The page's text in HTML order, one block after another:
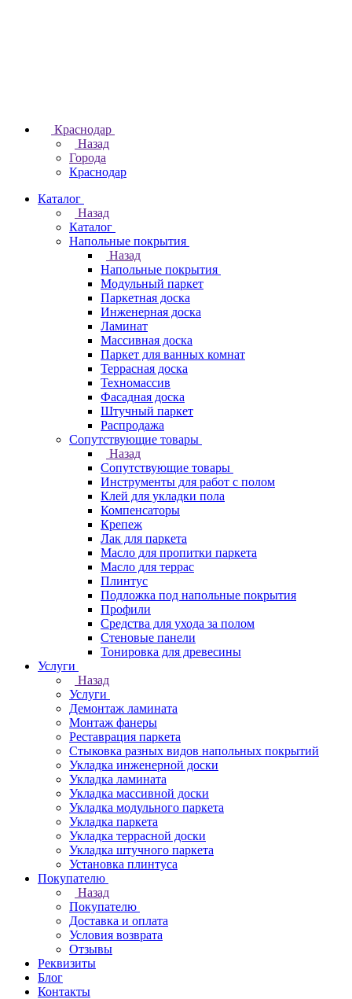
Краснодар
Назад
Города
Краснодар
Каталог
Назад
Каталог
Напольные покрытия
Назад
Напольные покрытия
Модульный паркет
Паркетная доска
Инженерная доска
Ламинат
Массивная доска
Паркет для ванных комнат
Террасная доска
Техномассив
Фасадная доска
Штучный паркет
Распродажа
Сопутствующие товары
Назад
Сопутствующие товары
Инструменты для работ с полом
Клей для укладки пола
Компенсаторы
Крепеж
Лак для паркета
Масло для пропитки паркета
Масло для террас
Плинтус
Подложка под напольные покрытия
Профили
Средства для ухода за полом
Стеновые панели
Тонировка для древесины
Услуги
Назад
Услуги
Демонтаж ламината
Монтаж фанеры
Реставрация паркета
Стыковка разных видов напольных покрытий
Укладка инженерной доски
Укладка ламината
Укладка массивной доски
Укладка модульного паркета
Укладка паркета
Укладка террасной доски
Укладка штучного паркета
Установка плинтуса
Покупателю
Назад
Покупателю
Доставка и оплата
Условия возврата
Отзывы
Реквизиты
Блог
Контакты